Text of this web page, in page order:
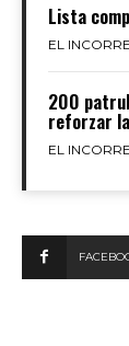
Lista
EL
200
reforzar
EL